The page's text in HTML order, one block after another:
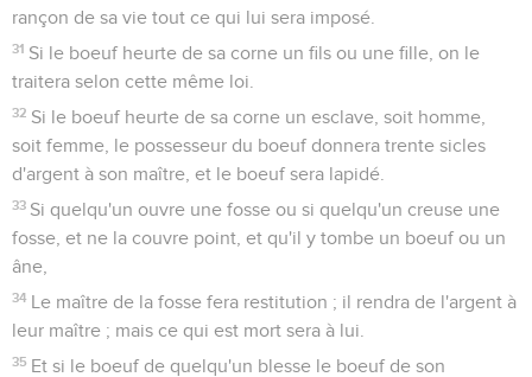
rançon de sa vie tout ce qui lui sera imposé.
31 Si le boeuf heurte de sa corne un fils ou une fille, on le
traitera selon cette même loi.
32 Si le boeuf heurte de sa corne un esclave, soit homme,
soit femme, le possesseur du boeuf donnera trente sicles
d'argent à son maître, et le boeuf sera lapidé.
33 Si quelqu'un ouvre une fosse ou si quelqu'un creuse une
fosse, et ne la couvre point, et qu'il y tombe un boeuf ou un
âne,
34 Le maître de la fosse fera restitution ; il rendra de l'argent à
leur maître ; mais ce qui est mort sera à lui.
35 Et si le boeuf de quelqu'un blesse le boeuf de son